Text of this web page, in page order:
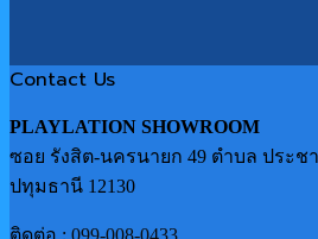
Contact Us
PLAYLATION SHOWROOM
ซอย รังสิต-นครนายก 49 ตำบล ประช
ปทุมธานี 12130
ติดต่อ : 099-008-0433